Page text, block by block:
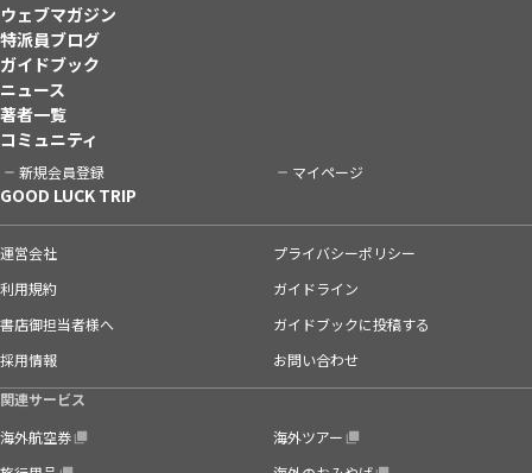
ウェブマガジン
特派員ブログ
ガイドブック
ニュース
著者一覧
コミュニティ
新規会員登録 マイページ
GOOD LUCK TRIP
運営会社
プライバシーポリシー
利用規約
ガイドライン
書店御担当者様へ
ガイドブックに投稿する
採用情報
お問い合わせ
関連サービス
海外航空券
海外ツアー